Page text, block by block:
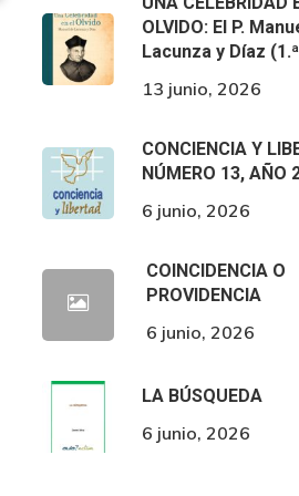
OLVIDO: El P.
Lacunza y Díaz
13 junio, 2026
CONCIENCIA Y
NÚMERO 13, AÑO
6 junio, 2026
COINCIDENCIA O
PROVIDENCIA
6 junio, 2026
LA BÚSQUEDA
6 junio, 2026